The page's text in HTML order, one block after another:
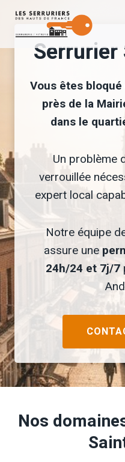
Aller
contenu
Vous êtes
près de la
dans le
Un problème
verrouillée
expert local
Notre équipe
assure une
24h/24 et 7j/7
Nos